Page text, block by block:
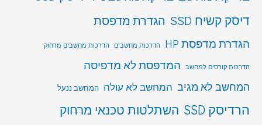
דיסק קשיח SSD
הגדרת מדפסת
הגדרת מדפסת HP הדרכות מחשבים הדרכות מחשבים מרחוק
הדרכות קורסים למחשב המדפסת לא מדפיסה
המחשב לא מגיב המחשב לא עולה המחשב ננעל
הרדיסק SSD
השתלטות טכנאי מרחוק